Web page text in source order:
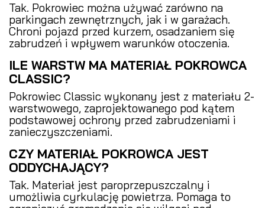
Tak. Pokrowiec można używać zarówno na
parkingach zewnętrznych, jak i w garażach.
Chroni pojazd przed kurzem, osadzaniem się
zabrudzeń i wpływem warunków otoczenia.
ILE WARSTW MA MATERIAŁ POKROWCA
CLASSIC?
Pokrowiec Classic wykonany jest z materiału 2-
warstwowego, zaprojektowanego pod kątem
podstawowej ochrony przed zabrudzeniami i
zanieczyszczeniami.
CZY MATERIAŁ POKROWCA JEST
ODDYCHAJĄCY?
Tak. Materiał jest paroprzepuszczalny i
umożliwia cyrkulację powietrza. Pomaga to